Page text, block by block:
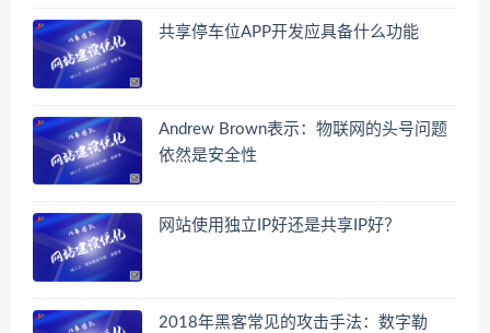
共享停车位APP开发应具备什么功能
Andrew Brown表示：物联网的头号问题
依然是安全性
网站使用独立IP好还是共享IP好？
2018年黑客常见的攻击手法：数字勒